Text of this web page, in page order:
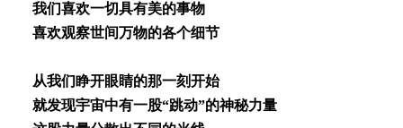
我们喜欢⼀切具有美的事物
喜欢观察世间万物的各个细节
从我们睁开眼睛的那⼀刻开始
就发现宇宙中有⼀股“跳动”的神秘⼒量